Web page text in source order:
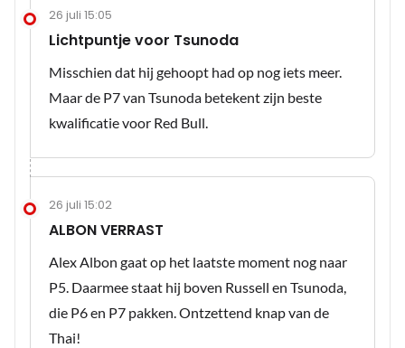
26 juli 15:05
Lichtpuntje voor Tsunoda
Misschien dat hij gehoopt had op nog iets meer.
Maar de P7 van Tsunoda betekent zijn beste
kwalificatie voor Red Bull.
26 juli 15:02
ALBON VERRAST
Alex Albon gaat op het laatste moment nog naar
P5. Daarmee staat hij boven Russell en Tsunoda,
die P6 en P7 pakken. Ontzettend knap van de
Thai!